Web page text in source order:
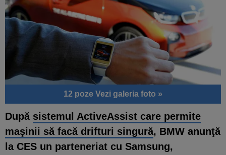
12 poze Vezi galeria foto »
După sistemul ActiveAssist care permite
maşinii să facă drifturi singură, BMW anunţă
la CES un parteneriat cu Samsung,